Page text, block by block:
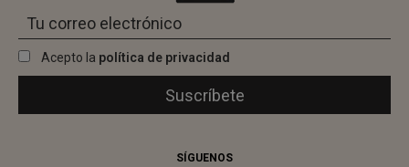
Acepto la política de privacidad
SÍGUENOS